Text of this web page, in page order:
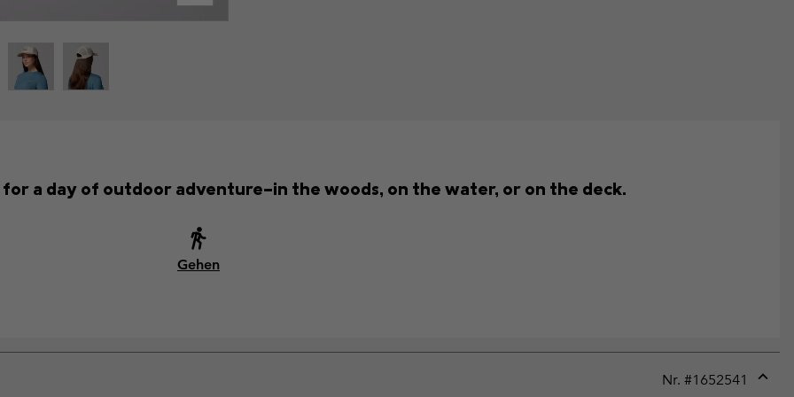
a day of outdoor adventure—in the woods, on the water, or on the deck.
Gehen
Nr. #1652541